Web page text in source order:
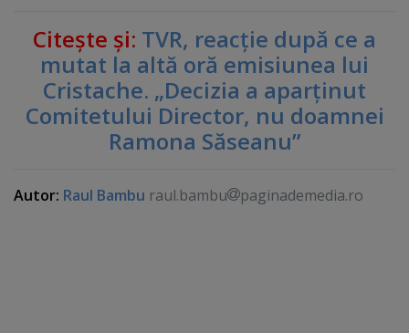
Citeşte şi: TVR, reacţie după ce a
mutat la altă oră emisiunea lui
Cristache. „Decizia a aparţinut
Comitetului Director, nu doamnei
Ramona Săseanu”
Autor: Raul Bambu raul.bambu paginademedia.ro